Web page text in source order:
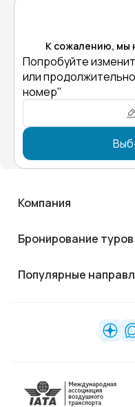
К сожалению, мы
Попробуйте
или
номер"
Компания
Бронирование
Популярные